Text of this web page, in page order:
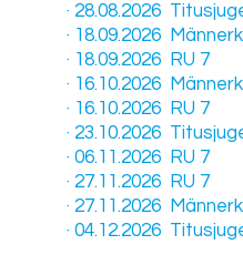
· 28.08.2026
· 18.09.2026
· 18.09.2026 RU 7
· 16.10.2026
· 16.10.2026 RU 7
· 23.10.2026
· 06.11.2026 RU 7
· 27.11.2026 RU 7
· 27.11.2026
· 04.12.2026